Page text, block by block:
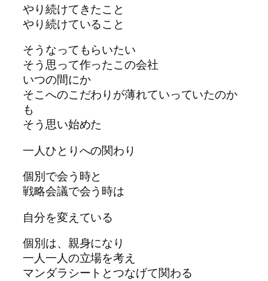
やり続けてきたこと
やり続けていること
そうなってもらいたい
そう思って作ったこの会社
いつの間にか
そこへのこだわりが薄れていっていたのか
も
そう思い始めた
一人ひとりへの関わり
個別で会う時と
戦略会議で会う時は
自分を変えている
個別は、親身になり
一人一人の立場を考え
マンダラシートとつなげて関わる